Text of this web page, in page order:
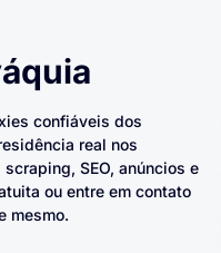
confiáveis ​​dos
real nos
SEO, anúncios e
ou entre em contato
mesmo.